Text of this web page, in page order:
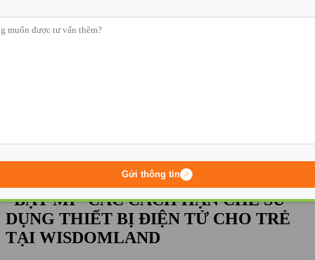
Trang chủ-Tin tức-Hoạt động học-“BẬT MÍ” CÁC CÁCH
“BẬT MÍ” CÁC CÁCH HẠN CHẾ SỬ
DỤNG THIẾT BỊ ĐIỆN TỬ CHO TRẺ
TẠI WISDOMLAND
Gửi thông tin